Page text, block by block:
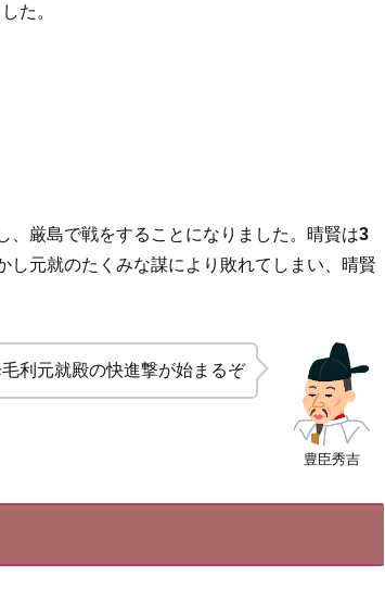
た。
、厳島で戦をすることになりました。晴賢は3
し元就のたくみな謀により敗れてしまい、晴賢
豊臣秀吉
利元就殿の快進撃が始まるぞ